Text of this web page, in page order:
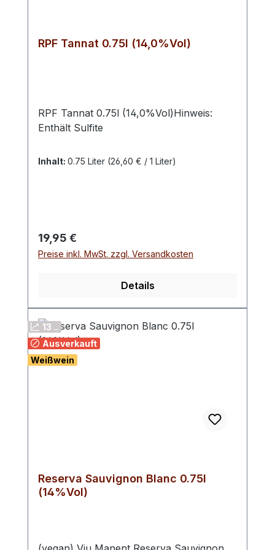
RPF Tannat 0.75l (14,0%Vol)
RPF Tannat 0.75l (14,0%Vol)Hinweis:
Enthält Sulfite
Inhalt: 0.75 Liter (26,60 € / 1 Liter)
Regulärer Preis:
19,95 €
Preise inkl. MwSt. zzgl. Versandkosten
Details
13 ..
Ausverkauft
Weißwein
Reserva Sauvignon Blanc 0.75l
(14%Vol)